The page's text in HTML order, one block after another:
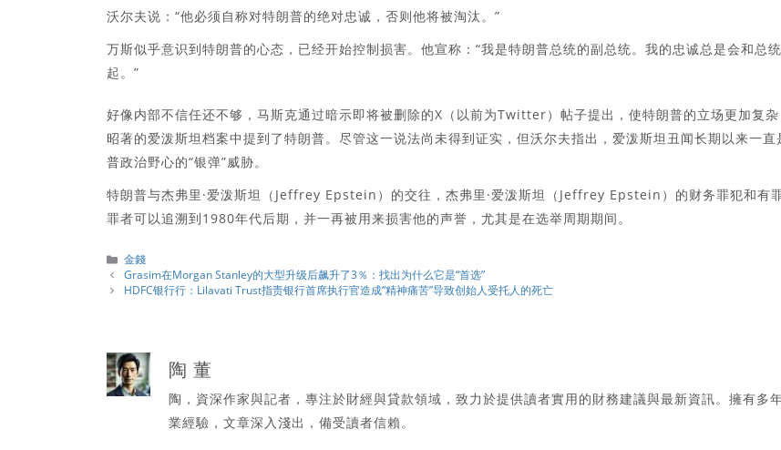
沃尔夫说：“他必须自称对特朗普的绝对忠诚，否则他将被淘汰。”
万斯似乎意识到特朗普的心态，已经开始控制损害。他宣称：“我是特朗普总统的副总统。我的忠诚总是会和总
起。”
好像内部不信任还不够，马斯克通过暗示即将被删除的X（以前为Twitter）帖子提出，使特朗普的立场更加复杂
昭著的爱泼斯坦档案中提到了特朗普。尽管这一说法尚未得到证实，但沃尔夫指出，爱泼斯坦丑闻长期以来一直
普政治野心的“银弹”威胁。
特朗普与杰弗里·爱泼斯坦（Jeffrey Epstein）的交往，杰弗里·爱泼斯坦（Jeffrey Epstein）的财务罪犯和有
罪者可以追溯到1980年代后期，并一再被用来损害他的声誉，尤其是在选举周期期间。
分
類
金錢
Grasim在Morgan Stanley的大型升级后飙升了3％：找出为什么它是“首选”
HDFC银行行：Lilavati Trust指责银行首席执行官造成“精神痛苦”导致创始人受托人的死亡
陶 董
陶，資深作家與記者，專注於財經與貸款領域，致力於提供讀者實用的財務建議與最新資訊。擁有多
業經驗，文章深入淺出，備受讀者信賴。